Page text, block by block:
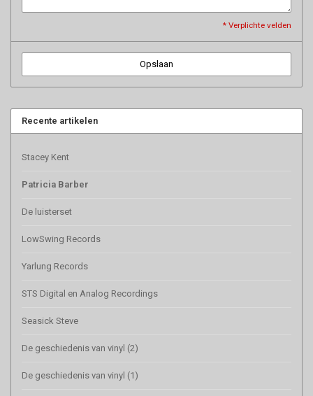
* Verplichte velden
Opslaan
Recente artikelen
Stacey Kent
Patricia Barber
De luisterset
LowSwing Records
Yarlung Records
STS Digital en Analog Recordings
Seasick Steve
De geschiedenis van vinyl (2)
De geschiedenis van vinyl (1)